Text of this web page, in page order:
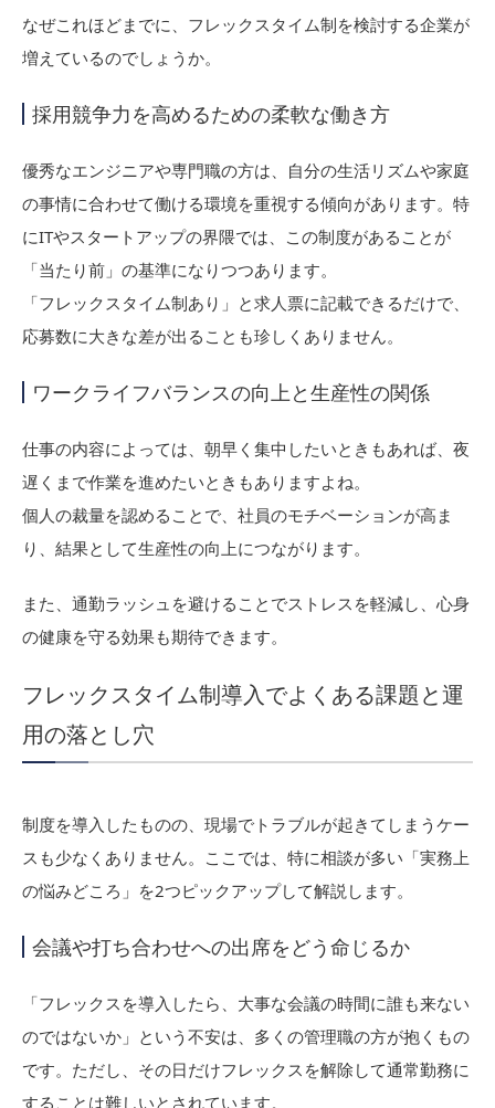
なぜこれほどまでに、フレックスタイム制を検討する企業が
増えているのでしょうか。
採用競争力を高めるための柔軟な働き方
優秀なエンジニアや専門職の方は、自分の生活リズムや家庭
の事情に合わせて働ける環境を重視する傾向があります。特
にITやスタートアップの界隈では、この制度があることが
「当たり前」の基準になりつつあります。
「フレックスタイム制あり」と求人票に記載できるだけで、
応募数に大きな差が出ることも珍しくありません。
ワークライフバランスの向上と生産性の関係
仕事の内容によっては、朝早く集中したいときもあれば、夜
遅くまで作業を進めたいときもありますよね。
個人の裁量を認めることで、社員のモチベーションが高ま
り、結果として生産性の向上につながります。
また、通勤ラッシュを避けることでストレスを軽減し、心身
の健康を守る効果も期待できます。
フレックスタイム制導入でよくある課題と運
用の落とし穴
制度を導入したものの、現場でトラブルが起きてしまうケー
スも少なくありません。ここでは、特に相談が多い「実務上
の悩みどころ」を2つピックアップして解説します。
会議や打ち合わせへの出席をどう命じるか
「フレックスを導入したら、大事な会議の時間に誰も来ない
のではないか」という不安は、多くの管理職の方が抱くもの
です。ただし、その日だけフレックスを解除して通常勤務に
することは難しいとされています。